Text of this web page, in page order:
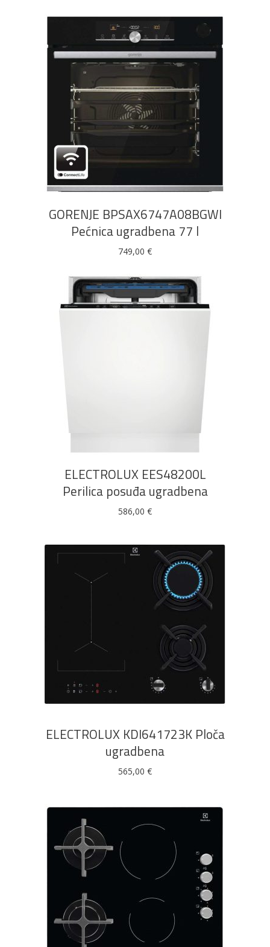
GORENJE BPSAX6747A08BGWI
Pećnica ugradbena 77 l
749,00 €
ELECTROLUX EES48200L
Perilica posuđa ugradbena
586,00 €
DODAJ U KOŠARICU
ELECTROLUX KDI641723K Ploča
ugradbena
565,00 €
DODAJ U KOŠARICU